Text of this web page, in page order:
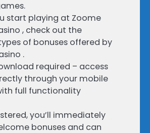
start playing at Zoome
, check out the
of bonuses offered by
.
required – access
through your mobile
full functionality
you’ll immediately
bonuses and can